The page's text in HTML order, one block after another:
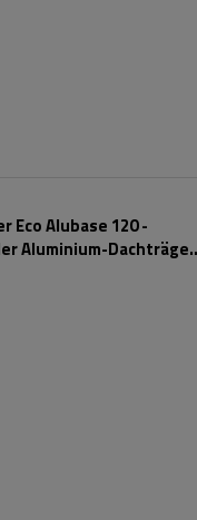
Eco Alubase 120 -
Aluminium-Dachträger